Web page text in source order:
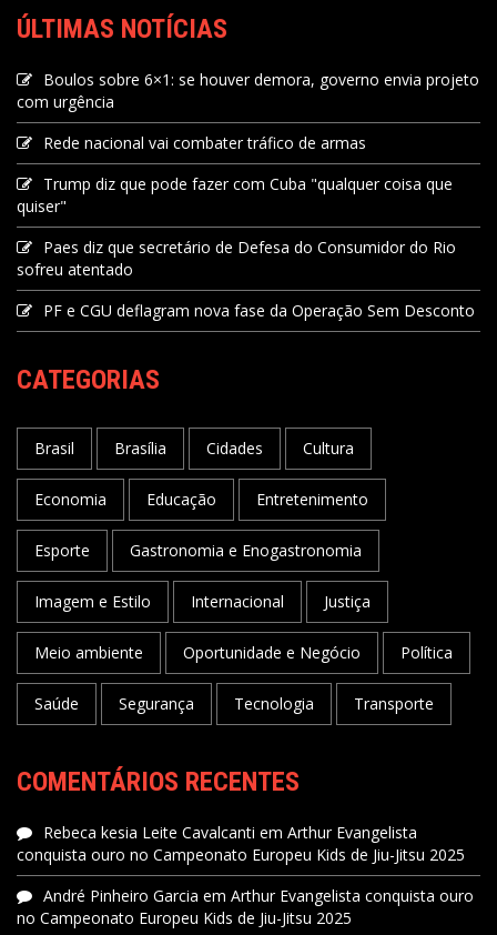
ÚLTIMAS NOTÍCIAS
Boulos sobre 6×1: se houver demora, governo envia projeto
com urgência
Rede nacional vai combater tráfico de armas
Trump diz que pode fazer com Cuba "qualquer coisa que
quiser"
Paes diz que secretário de Defesa do Consumidor do Rio
sofreu atentado
PF e CGU deflagram nova fase da Operação Sem Desconto
CATEGORIAS
Brasil Brasília Cidades Cultura
Economia Educação Entretenimento
Esporte Gastronomia e Enogastronomia
Imagem e Estilo Internacional Justiça
Meio ambiente Oportunidade e Negócio Política
Saúde Segurança Tecnologia Transporte
COMENTÁRIOS RECENTES
Rebeca kesia Leite Cavalcanti em Arthur Evangelista
conquista ouro no Campeonato Europeu Kids de Jiu-Jitsu 2025
André Pinheiro Garcia em Arthur Evangelista conquista ouro
no Campeonato Europeu Kids de Jiu-Jitsu 2025